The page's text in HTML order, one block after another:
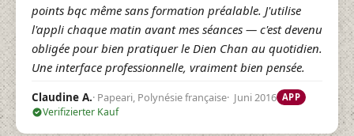
points bqc même sans formation préalable. J'utilise
l'appli chaque matin avant mes séances — c'est devenu
obligée pour bien pratiquer le Dien Chan au quotidien.
Une interface professionnelle, vraiment bien pensée.
Claudine A. Papeari, Polynésie française Juni 2016 APP
Verifizierter Kauf